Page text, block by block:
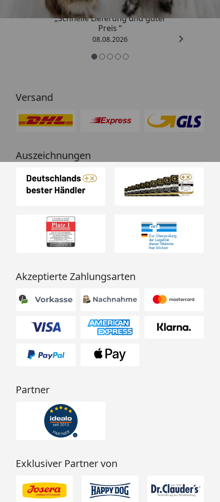
„Schnelle Lieferung und guter
Preis “
08.08.2026
Versand
Auszeichnungen
Akzeptierte Zahlungsarten
Partner
Exklusiver Partner von